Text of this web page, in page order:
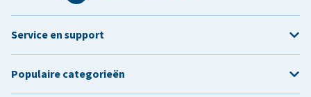
Service en support
Populaire categorieën